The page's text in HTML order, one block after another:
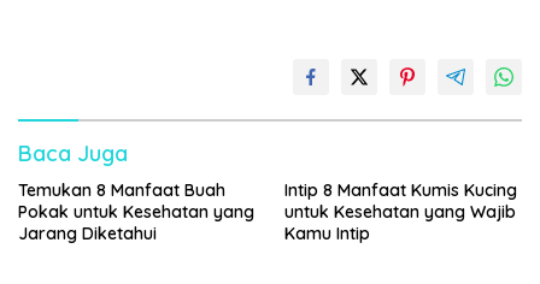
Baca Juga
Temukan 8 Manfaat Buah
Pokak untuk Kesehatan yang
Jarang Diketahui
Intip 8 Manfaat Kumis Kucing
untuk Kesehatan yang Wajib
Kamu Intip